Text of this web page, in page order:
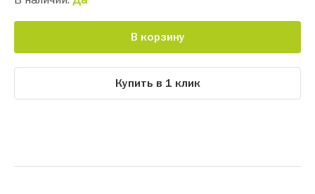
В корзину
Купить в 1 клик